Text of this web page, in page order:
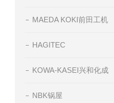
MAEDA KOKI前田工机
HAGITEC
KOWA-KASEI兴和化成
NBK锅屋